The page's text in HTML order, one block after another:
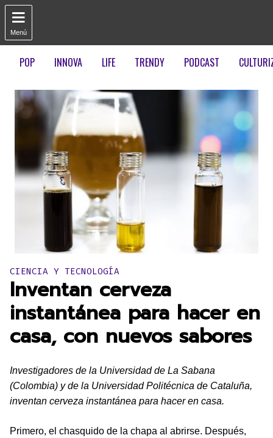

Menú
POP INNOVA LIFE TRENDY PODCAST
Publicado en:
CIENCIA Y TECNOLOGÍA
Inventan cerveza
instantánea para hacer en
casa, con nuevos sabores
Investigadores de la Universidad de La Sabana
(Colombia) y de la Universidad Politécnica de Cataluña,
inventan cerveza instantánea para hacer en casa.
Primero, el chasquido de la chapa al abrirse. Después,